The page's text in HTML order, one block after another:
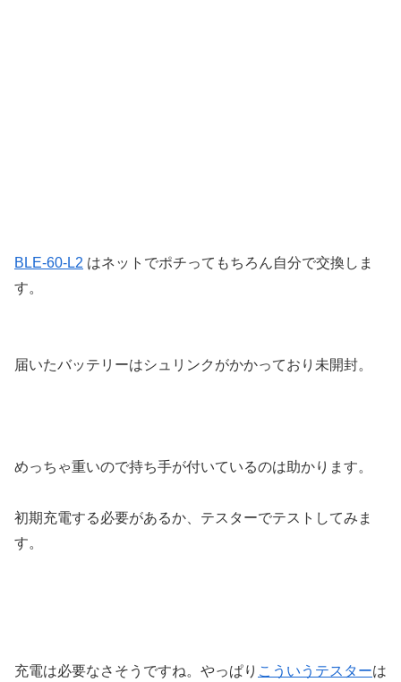
BLE-60-L2 はネットでポチってもちろん自分で交換しま
す。
届いたバッテリーはシュリンクがかかっており未開封。
めっちゃ重いので持ち手が付いているのは助かります。
初期充電する必要があるか、テスターでテストしてみま
す。
充電は必要なさそうですね。やっぱり こういうテスターは